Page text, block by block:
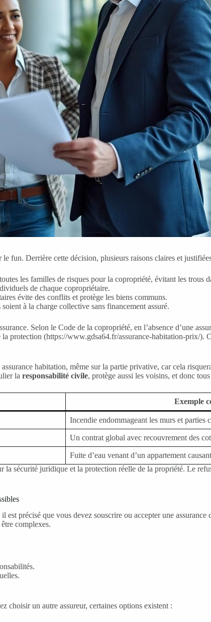
fun. Derrière cette décision, plusieurs raisons claires et
les familles de risques pour la copropriété, évitant les trous
de chaque copropriétaire.
évite des conflits et protège les biens communs.
à la charge collective sans financement assuré.
Selon le Code de la copropriété, en l’absence d’une
protection (https://www.gdsa64.fr/assurance-habitation-prix/).
habitation, même sur la partie privative, car cela
la responsabilité civile, protège aussi les voisins, et donc
Exemple
Incendie endommageant les murs et parties
Un contrat global avec recouvrement des
Fuite d’eau venant d’un appartement
la sécurité juridique et la protection réelle de la propriété. Le
précisé que vous devez souscrire ou accepter une assurance
complexes.
choisir un autre assureur, certaines options existent :